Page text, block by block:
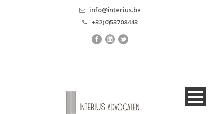
info@interius.be
+32(0)53708443